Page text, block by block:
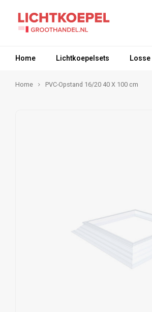
Home Lichtkoepelsets
Home PVC-Opstand 16/20 40 X 100 cm